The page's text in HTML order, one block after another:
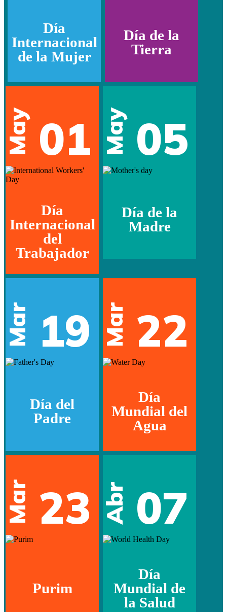
Día
Internacional
de la Mujer
Día de la
Tierra
May 01
Día
Internacional
del
Trabajador
May 05
Día de la
Madre
Mar 19
Día del
Padre
Mar 22
Día
Mundial del
Agua
Mar 23
Purim
Abr 07
Día
Mundial de
la Salud